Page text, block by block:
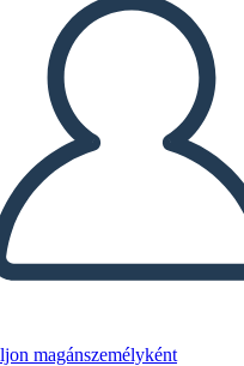
magánszemélyként
NEKEM